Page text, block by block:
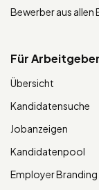
Bewerber aus allen
Für Arbeitgeber
Übersicht
Kandidatensuche
Jobanzeigen
Kandidatenpool
Employer Branding